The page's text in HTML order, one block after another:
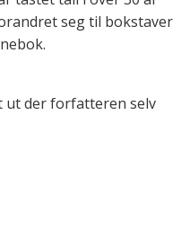
seg til bokstaver
ut der forfatteren selv